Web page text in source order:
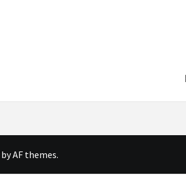
by AF themes.